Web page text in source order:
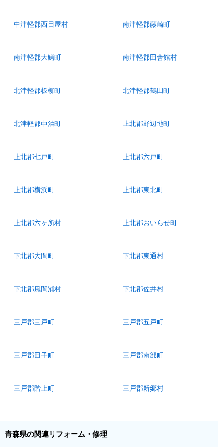
中津軽郡西目屋村 南津軽郡藤崎町
南津軽郡大鰐町 南津軽郡田舎館村
北津軽郡板柳町 北津軽郡鶴田町
北津軽郡中泊町 上北郡野辺地町
上北郡七戸町 上北郡六戸町
上北郡横浜町 上北郡東北町
上北郡六ヶ所村 上北郡おいらせ町
下北郡大間町 下北郡東通村
下北郡風間浦村 下北郡佐井村
三戸郡三戸町 三戸郡五戸町
三戸郡田子町 三戸郡南部町
三戸郡階上町 三戸郡新郷村
青森県の関連リフォーム・修理